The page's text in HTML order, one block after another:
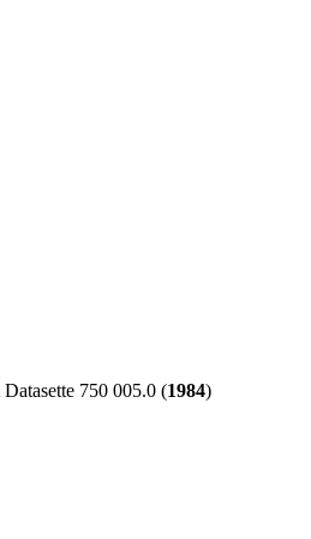
Datasette 750 005.0 (1984)